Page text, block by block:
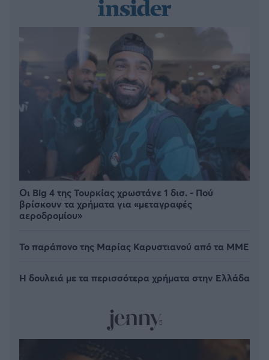
Οι Big 4 της Τουρκίας χρωστάνε 1 δισ. - Πού
βρίσκουν τα χρήματα για «μεταγραφές
αεροδρομίου»
Το παράπονο της Μαρίας Καρυστιανού από τα ΜΜΕ
Η δουλειά με τα περισσότερα χρήματα στην Ελλάδα